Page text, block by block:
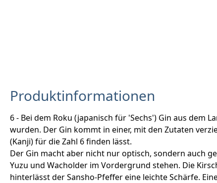
Produktinformationen
6 - Bei dem Roku (japanisch für 'Sechs') Gin aus dem
wurden. Der Gin kommt in einer, mit den Zutaten
(Kanji) für die Zahl 6 finden lässt.
Der Gin macht aber nicht nur optisch, sondern auch
Yuzu und Wacholder im Vordergrund stehen. Die
hinterlässt der Sansho-Pfeffer eine leichte Schärfe.